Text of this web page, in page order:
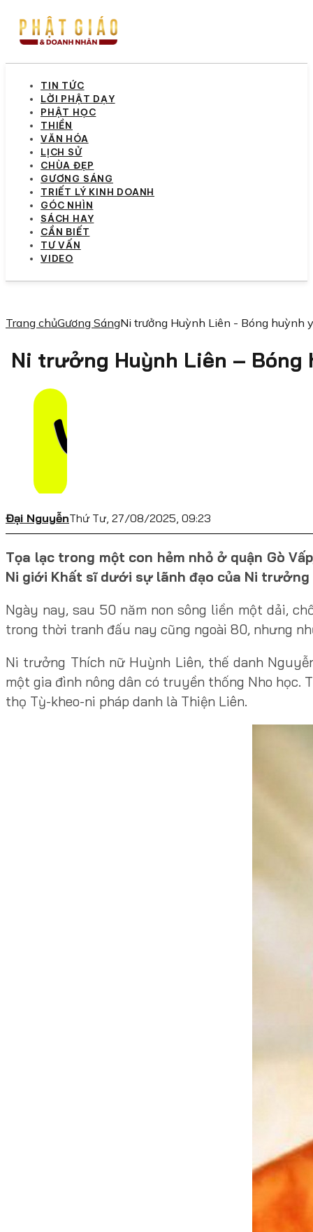
TIN TỨC
LỜI PHẬT DẠY
PHẬT HỌC
THIỀN
VĂN HÓA
LỊCH SỬ
CHÙA ĐẸP
GƯƠNG SÁNG
TRIẾT LÝ KINH DOANH
GÓC NHÌN
SÁCH HAY
CẦN BIẾT
TƯ VẤN
VIDEO
Trang chủGương SángNi trưởng Huỳnh Liên - Bóng huỳnh
Ni trưởng Huỳnh Liên –
Đại NguyễnThứ Tư, 27/08/2025, 09:23
Tọa lạc trong một con hẻm nhỏ ở quận Gò
Ni giới Khất sĩ dưới sự lãnh đạo của Ni trưởng
Ngày nay, sau 50 năm non sông liền một dải,
trong thời tranh đấu nay cũng ngoài 80, nhưng
Ni trưởng Thích nữ Huỳnh Liên, thế danh
một gia đình nông dân có truyền thống Nho học.
thọ Tỳ-kheo-ni pháp danh là Thiện Liên.